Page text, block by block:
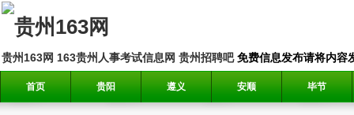
贵州163网 163贵州人事考试信息网 贵州招聘吧免费信息发布请将内容
首页 贵阳 遵义 安顺 毕节